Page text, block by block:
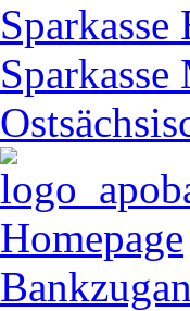
Sparkasse
Homepage